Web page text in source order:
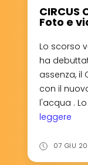
CIRCUS
Foto e
Lo scorso
ha
assenza, il
con il
l'acqua . Lo
leggere
KNIE
07 GIU